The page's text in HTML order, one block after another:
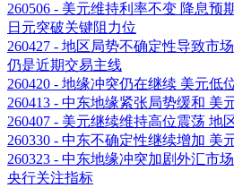
260506 - 美元维持利率不变 降息预
日元突破关键阻力位
260427 - 地区局势不确定性导致市
仍是近期交易主线
260420 - 地缘冲突仍在继续 美元低
260413 - 中东地缘紧张局势缓和 美
260407 - 美元继续维持高位震荡 地
260330 - 中东不确定性继续增加 美
260323 - 中东地缘冲突加剧外汇市
央行关注指标